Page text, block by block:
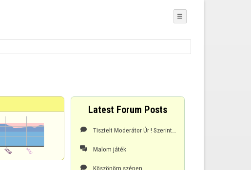
☰
Latest Forum Posts

 Malom játék
 Köszönöm szépen.